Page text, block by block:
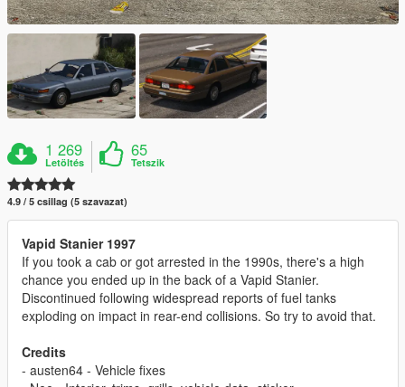
1 269
Letöltés
65
Tetszik
4.9 / 5 csillag (5 szavazat)
Vapid Stanier 1997
If you took a cab or got arrested in the 1990s, there's a high
chance you ended up in the back of a Vapid Stanier.
Discontinued following widespread reports of fuel tanks
exploding on impact in rear-end collisions. So try to avoid that.
Credits
- austen64 - Vehicle fixes